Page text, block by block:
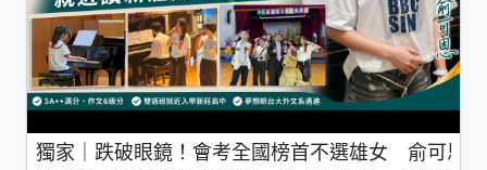
獨家｜跌破眼鏡！會考全國榜首不選雄女 俞可恩